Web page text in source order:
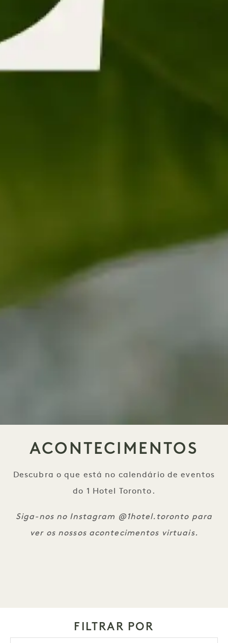
ACONTECIMENTOS
Descubra o que está no calendário de eventos
do 1 Hotel Toronto.
Siga-nos no Instagram @1hotel.toronto para
ver os nossos acontecimentos virtuais.
FILTRAR POR